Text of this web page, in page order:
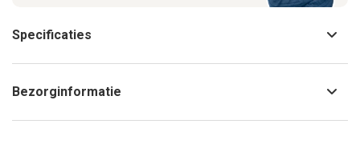
Specificaties
Bezorginformatie